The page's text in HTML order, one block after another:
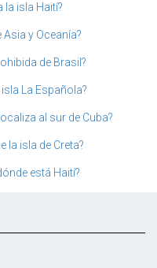
la isla Haití?
y Oceanía?
de Brasil?
La Española?
al sur de Cuba?
la isla de Creta?
está Haití?